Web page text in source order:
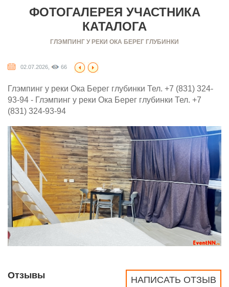
ФОТОГАЛЕРЕЯ УЧАСТНИКА
КАТАЛОГА
ГЛЭМПИНГ У РЕКИ ОКА БЕРЕГ ГЛУБИНКИ
02.07.2026, 66
Глэмпинг у реки Ока Берег глубинки Тел. +7 (831) 324-
93-94 - Глэмпинг у реки Ока Берег глубинки Тел. +7
(831) 324-93-94
НАПИСАТЬ ОТЗЫВ
Отзывы